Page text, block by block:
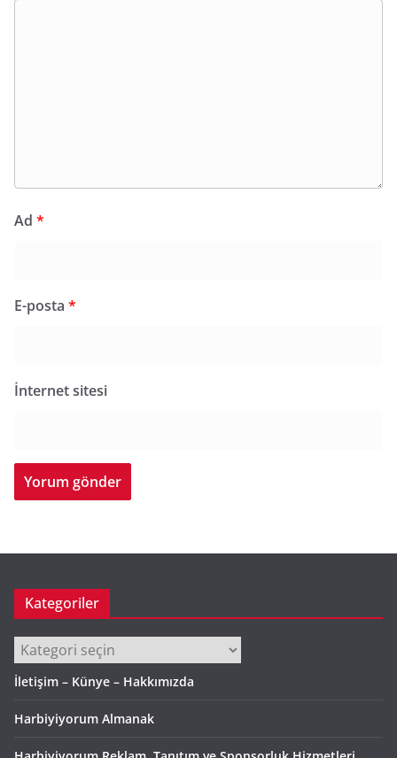
Ad *
E-posta *
İnternet sitesi
Kategoriler
Kategoriler
İletişim – Künye – Hakkımızda
Harbiyiyorum Almanak